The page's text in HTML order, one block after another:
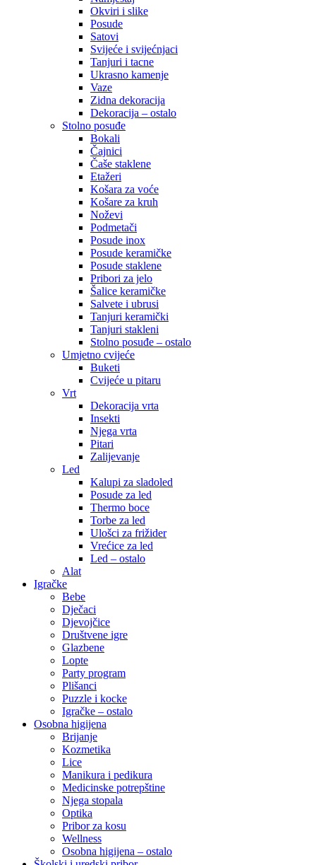
Okviri i slike
Posude
Satovi
Svijeće i svijećnjaci
Tanjuri i tacne
Ukrasno kamenje
Vaze
Zidna dekoracija
Dekoracija – ostalo
Stolno posuđe
Bokali
Čajnici
Čaše staklene
Etažeri
Košara za voće
Košare za kruh
Noževi
Podmetači
Posude inox
Posude keramičke
Posude staklene
Pribori za jelo
Šalice keramičke
Salvete i ubrusi
Tanjuri keramički
Tanjuri stakleni
Stolno posuđe – ostalo
Umjetno cvijeće
Buketi
Cvijeće u pitaru
Vrt
Dekoracija vrta
Insekti
Njega vrta
Pitari
Zalijevanje
Led
Kalupi za sladoled
Posude za led
Thermo boce
Torbe za led
Ulošci za frižider
Vrećice za led
Led – ostalo
Alat
Igračke
Bebe
Dječaci
Djevojčice
Društvene igre
Glazbene
Lopte
Party program
Plišanci
Puzzle i kocke
Igračke – ostalo
Osobna higijena
Brijanje
Kozmetika
Lice
Manikura i pedikura
Medicinske potrepštine
Njega stopala
Optika
Pribor za kosu
Wellness
Osobna higijena – ostalo